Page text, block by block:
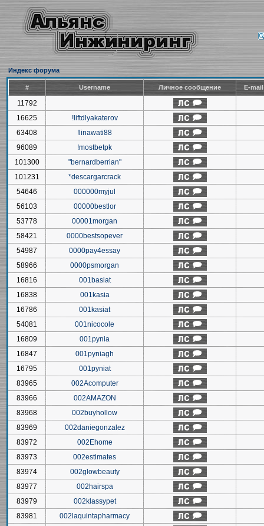
Индекс форума
# Username Личное сообщение E-
11792
16625
!liftdlyakaterov
63408
!linawati88
96089
!mostbetpk
101300
"bernardberrian"
101231
*descargarcrack
54646
000000myjul
56103
00000bestlor
53778
00001morgan
58421
0000bestsopever
54987
0000pay4essay
58966
0000psmorgan
16816
001basiat
16838
001kasia
16786
001kasiat
54081
001nicocole
16809
001pynia
16847
001pyniagh
16795
001pyniat
83965
002Acomputer
83966
002AMAZON
83968
002buyhollow
83969
002daniegonzalez
83972
002Ehome
83973
002estimates
83974
002glowbeauty
83977
002hairspa
83979
002klassypet
83981
002laquintapharmacy